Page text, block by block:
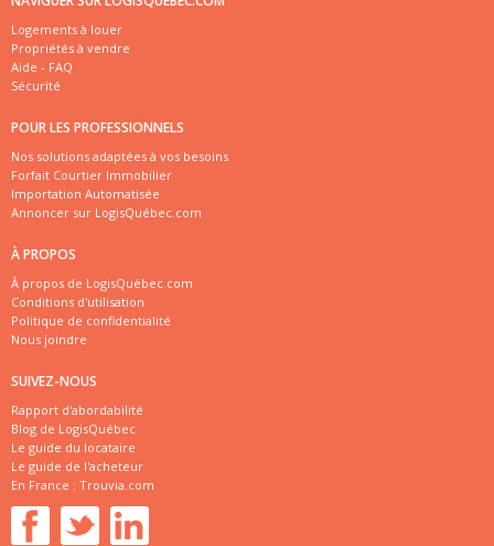
Logements à louer
Propriétés à vendre
Aide - FAQ
Sécurité
POUR LES PROFESSIONNELS
Nos solutions adaptées à vos besoins
Forfait Courtier Immobilier
Importation Automatisée
Annoncer sur LogisQuébec.com
À PROPOS
À propos de LogisQuébec.com
Conditions d'utilisation
Politique de confidentialité
Nous joindre
SUIVEZ-NOUS
Rapport d'abordabilité
Blog de LogisQuébec
Le guide du locataire
Le guide de l'acheteur
En France : Trouvia.com